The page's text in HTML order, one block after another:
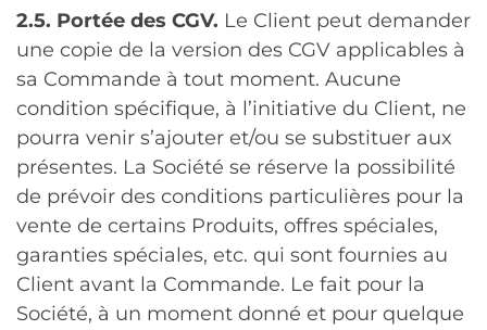
2.5. Portée des CGV. Le Client peut demander
une copie de la version des CGV applicables à
sa Commande à tout moment. Aucune
condition spécifique, à l’initiative du Client, ne
pourra venir s’ajouter et/ou se substituer aux
présentes. La Société se réserve la possibilité
de prévoir des conditions particulières pour la
vente de certains Produits, offres spéciales,
garanties spéciales, etc. qui sont fournies au
Client avant la Commande. Le fait pour la
Société, à un moment donné et pour quelque